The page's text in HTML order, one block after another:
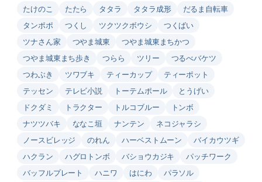
たけのこ
たたら タタラ タタラ成形
だるま自転車
タンポポ
つくし ツクツクボウシ
つくばい
ツナさん家
つやま城東
つやま城東まちかつ
つやま城東まち歩き
つらら ツリー
つるべバケツ
つわぶき
ツワブキ ティーカップ
ティーポット
テッセン
テレビ小説 トーテムポール
とうげい
ドクダミ
トラクター トルコブルー
トンボ
ナツツバキ
ななこ垣 ナンテン
ネコジャラシ
ノースビレッジ
のれん ハーベストムーン
バイカウツギ
ハクラン
ハグロトンボ バショウカジキ
パッチワーク
バッフルプレート
ハニワ はにわ
パラソル